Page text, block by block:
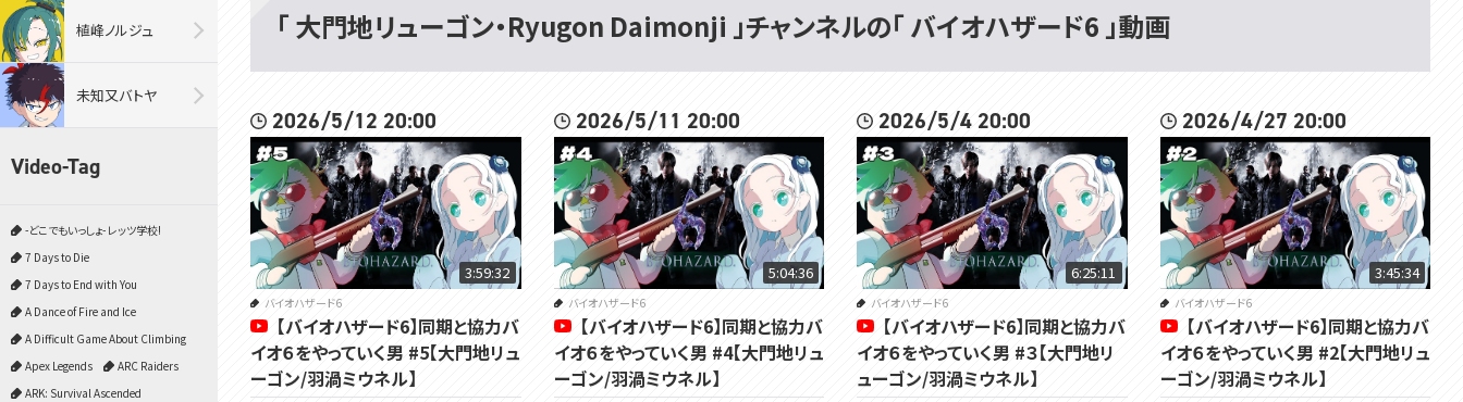
植峰ノルジュ
未知又バトヤ
Video-Tag
-どこでもいっしょ- レッツ学校!
7 Days to Die
7 Days to End with You
A Dance of Fire and Ice
A Difficult Game About Climbing
Apex Legends
ARC Raiders
ARK: Survival Ascended
Membership is here!! メンバーシップはここ！
https://www.youtube.com/channel/UCivDgaCAh7WPBoKA24WNwJQ/j
所属：#VOMSProject
チャンネル：https://www.youtube.com/channel/UCdMp...
X： https://x.com/Ryugon_D
/ voms_project
HP：https://voms.net/
「 大門地リューゴン・Ryugon Daimonji 」チャンネルの「 バイオハザード6 」動画
2026/5/12 20:00
3:59:32
バイオハザード6
【バイオハザード6】同期と協力バ
イオ６をやっていく男 #5【大門地リュ
ーゴン/羽渦ミウネル】
2026/5/11 20:00
5:04:36
バイオハザード6
【バイオハザード6】同期と協力バ
イオ６をやっていく男 #4【大門地リュ
ーゴン/羽渦ミウネル】
2026/5/4 20:00
6:25:11
バイオハザード6
【バイオハザード6】同期と協力バ
イオ６をやっていく男 #３【大門地リ
ューゴン/羽渦ミウネル】
2026/4/27 20:00
3:45:34
バイオハザード6
【バイオハザード6】同期と協力バ
イオ６をやっていく男 #2【大門地リュ
ーゴン/羽渦ミウネル】